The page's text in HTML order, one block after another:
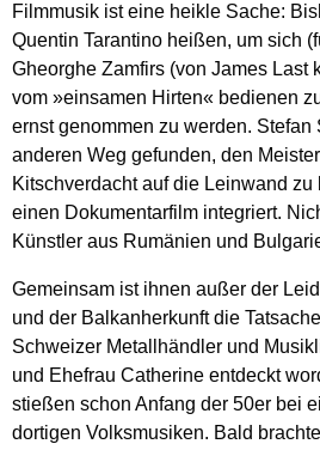
Filmmusik ist eine heikle Sache:
Quentin Tarantino heißen, um sich
Gheorghe Zamfirs (von James Last
vom »einsamen Hirten« bedienen
ernst genommen zu werden. Stefan
anderen Weg gefunden, den
Kitschverdacht auf die Leinwand zu
einen Dokumentarfilm integriert.
Künstler aus Rumänien und
Gemeinsam ist ihnen außer der
und der Balkanherkunft die
Schweizer Metallhändler und
und Ehefrau Catherine entdeckt
stießen schon Anfang der 50er bei
dortigen Volksmusiken. Bald